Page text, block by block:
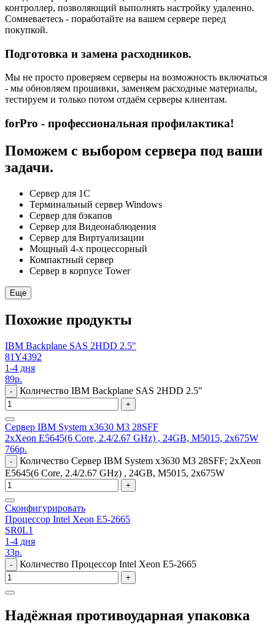
контроллер, позволяющий выполнять настройку удаленно.
Сомневаетесь - поработайте на вашем сервере перед
покупкой.
Подготовка и замена расходников.
Мы не просто проверяем серверы на возможность включаться
- мы обновляем прошивки, заменяем расходные материалы,
тестируем и только потом отдаём серверы клиентам.
forPro - профессиональная профилактика!
Поможем с выбором сервера под ваши
задачи.
Сервер для 1С
Терминальный сервер Windows
Сервер для бэкапов
Сервер для Видеонаблюдения
Сервер для Виртуализации
Мощный 4-х процессорный
Компактный сервер
Сервер в корпусе Tower
Еще
Похожие продукты
IBM Backplane SAS 2HDD 2.5"
81Y4392
1-4 дня
89р.
- Количество IBM Backplane SAS 2HDD 2.5"
+
Сервер IBM System x3630 M3 28SFF
2xXeon E5645(6 Core, 2.4/2.67 GHz) , 24GB, M5015, 2x675W
766р.
-
Количество Сервер IBM System x3630 M3 28SFF; 2xXeon
E5645(6 Core, 2.4/2.67 GHz) , 24GB, M5015, 2x675W
+
Сконфигурировать
Процессор Intel Xeon E5-2665
SR0L1
1-4 дня
33р.
- Количество Процессор Intel Xeon E5-2665
+
Надёжная противоударная упаковка